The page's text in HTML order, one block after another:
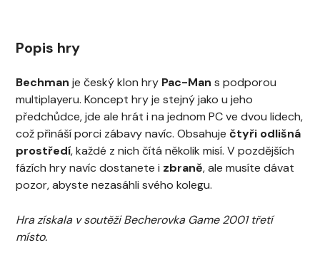
Popis hry
Bechman je český klon hry Pac-Man s podporou
multiplayeru. Koncept hry je stejný jako u jeho
předchůdce, jde ale hrát i na jednom PC ve dvou lidech,
což přináší porci zábavy navíc. Obsahuje čtyři odlišná
prostředí, každé z nich čítá několik misí. V pozdějších
fázích hry navíc dostanete i zbraně, ale musíte dávat
pozor, abyste nezasáhli svého kolegu.
Hra získala v soutěži Becherovka Game 2001 třetí
místo.